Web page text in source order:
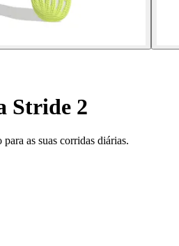
Stride 2
as suas corridas diárias.